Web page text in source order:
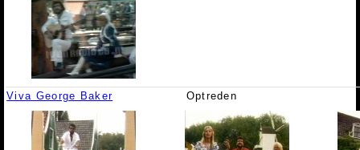
Viva George Baker Optreden